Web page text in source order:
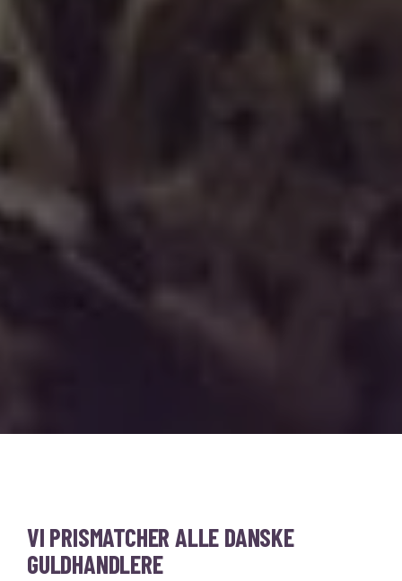
VI PRISMATCHER ALLE DANSKE
GULDHANDLERE